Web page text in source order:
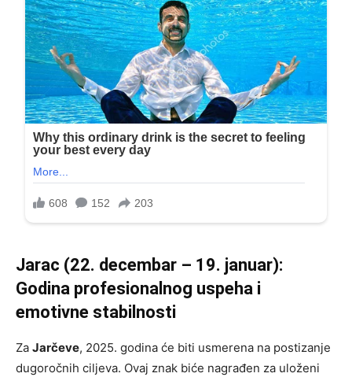
Jarac (22. decembar – 19. januar):
Godina profesionalnog uspeha i
emotivne stabilnosti
Za Jarčeve, 2025. godina će biti usmerena na postizanje
dugoročnih ciljeva. Ovaj znak biće nagrađen za uloženi